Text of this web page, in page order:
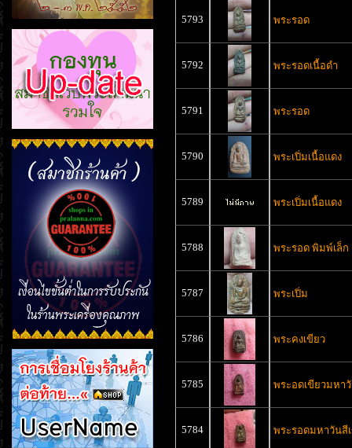
5793 พระรอด
5792 พระรอดเนื้อดำ
5791 พระรอด
5790 พระเปิ่มเนื้อแดง
5789 พระเปิ่มเนื้อแดง
5788 พระรอด พิมพ์เล็ก
5787 พระเปิ่ม
5786 พระคงเขียว
5785 พระอดเขียวมหา
5784 พระรอดมหาวันสี